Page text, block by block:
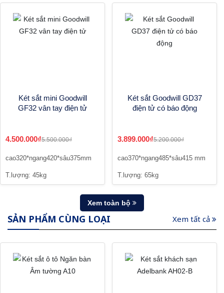
Két sắt mini Goodwill
GF32 vân tay điện tử
4.500.000₫5.500.000₫
cao320*ngang420*sâu375mm
T.lượng: 45kg
Két sắt Goodwill GD37
điện tử có báo động
3.899.000₫5.200.000₫
cao370*ngang485*sâu415 mm
T.lượng: 65kg
Xem toàn bộ
SẢN PHẨM CÙNG LOẠI Xem tất cả